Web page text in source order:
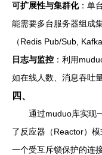
可扩展性与集群化：单
能需要多台服务器组成
（Redis Pub/Sub,
日志与监控 ：利用
如在线人数、消息吞吐量
四、
通过muduo库实现
了反应器（Reactor）
一个受互斥锁保护的连